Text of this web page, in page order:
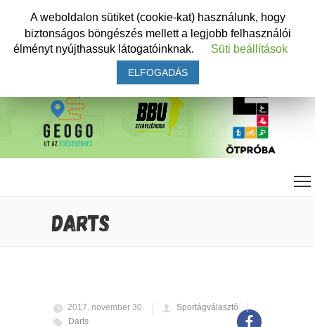
DARTS
2017. november 30.
Sportágválasztó
Darts
A weboldalon sütiket (cookie-kat) használunk, hogy
biztonságos böngészés mellett a legjobb felhasználói
élményt nyújthassuk látogatóinknak.
Süti beállítások
ELFOGADÁS